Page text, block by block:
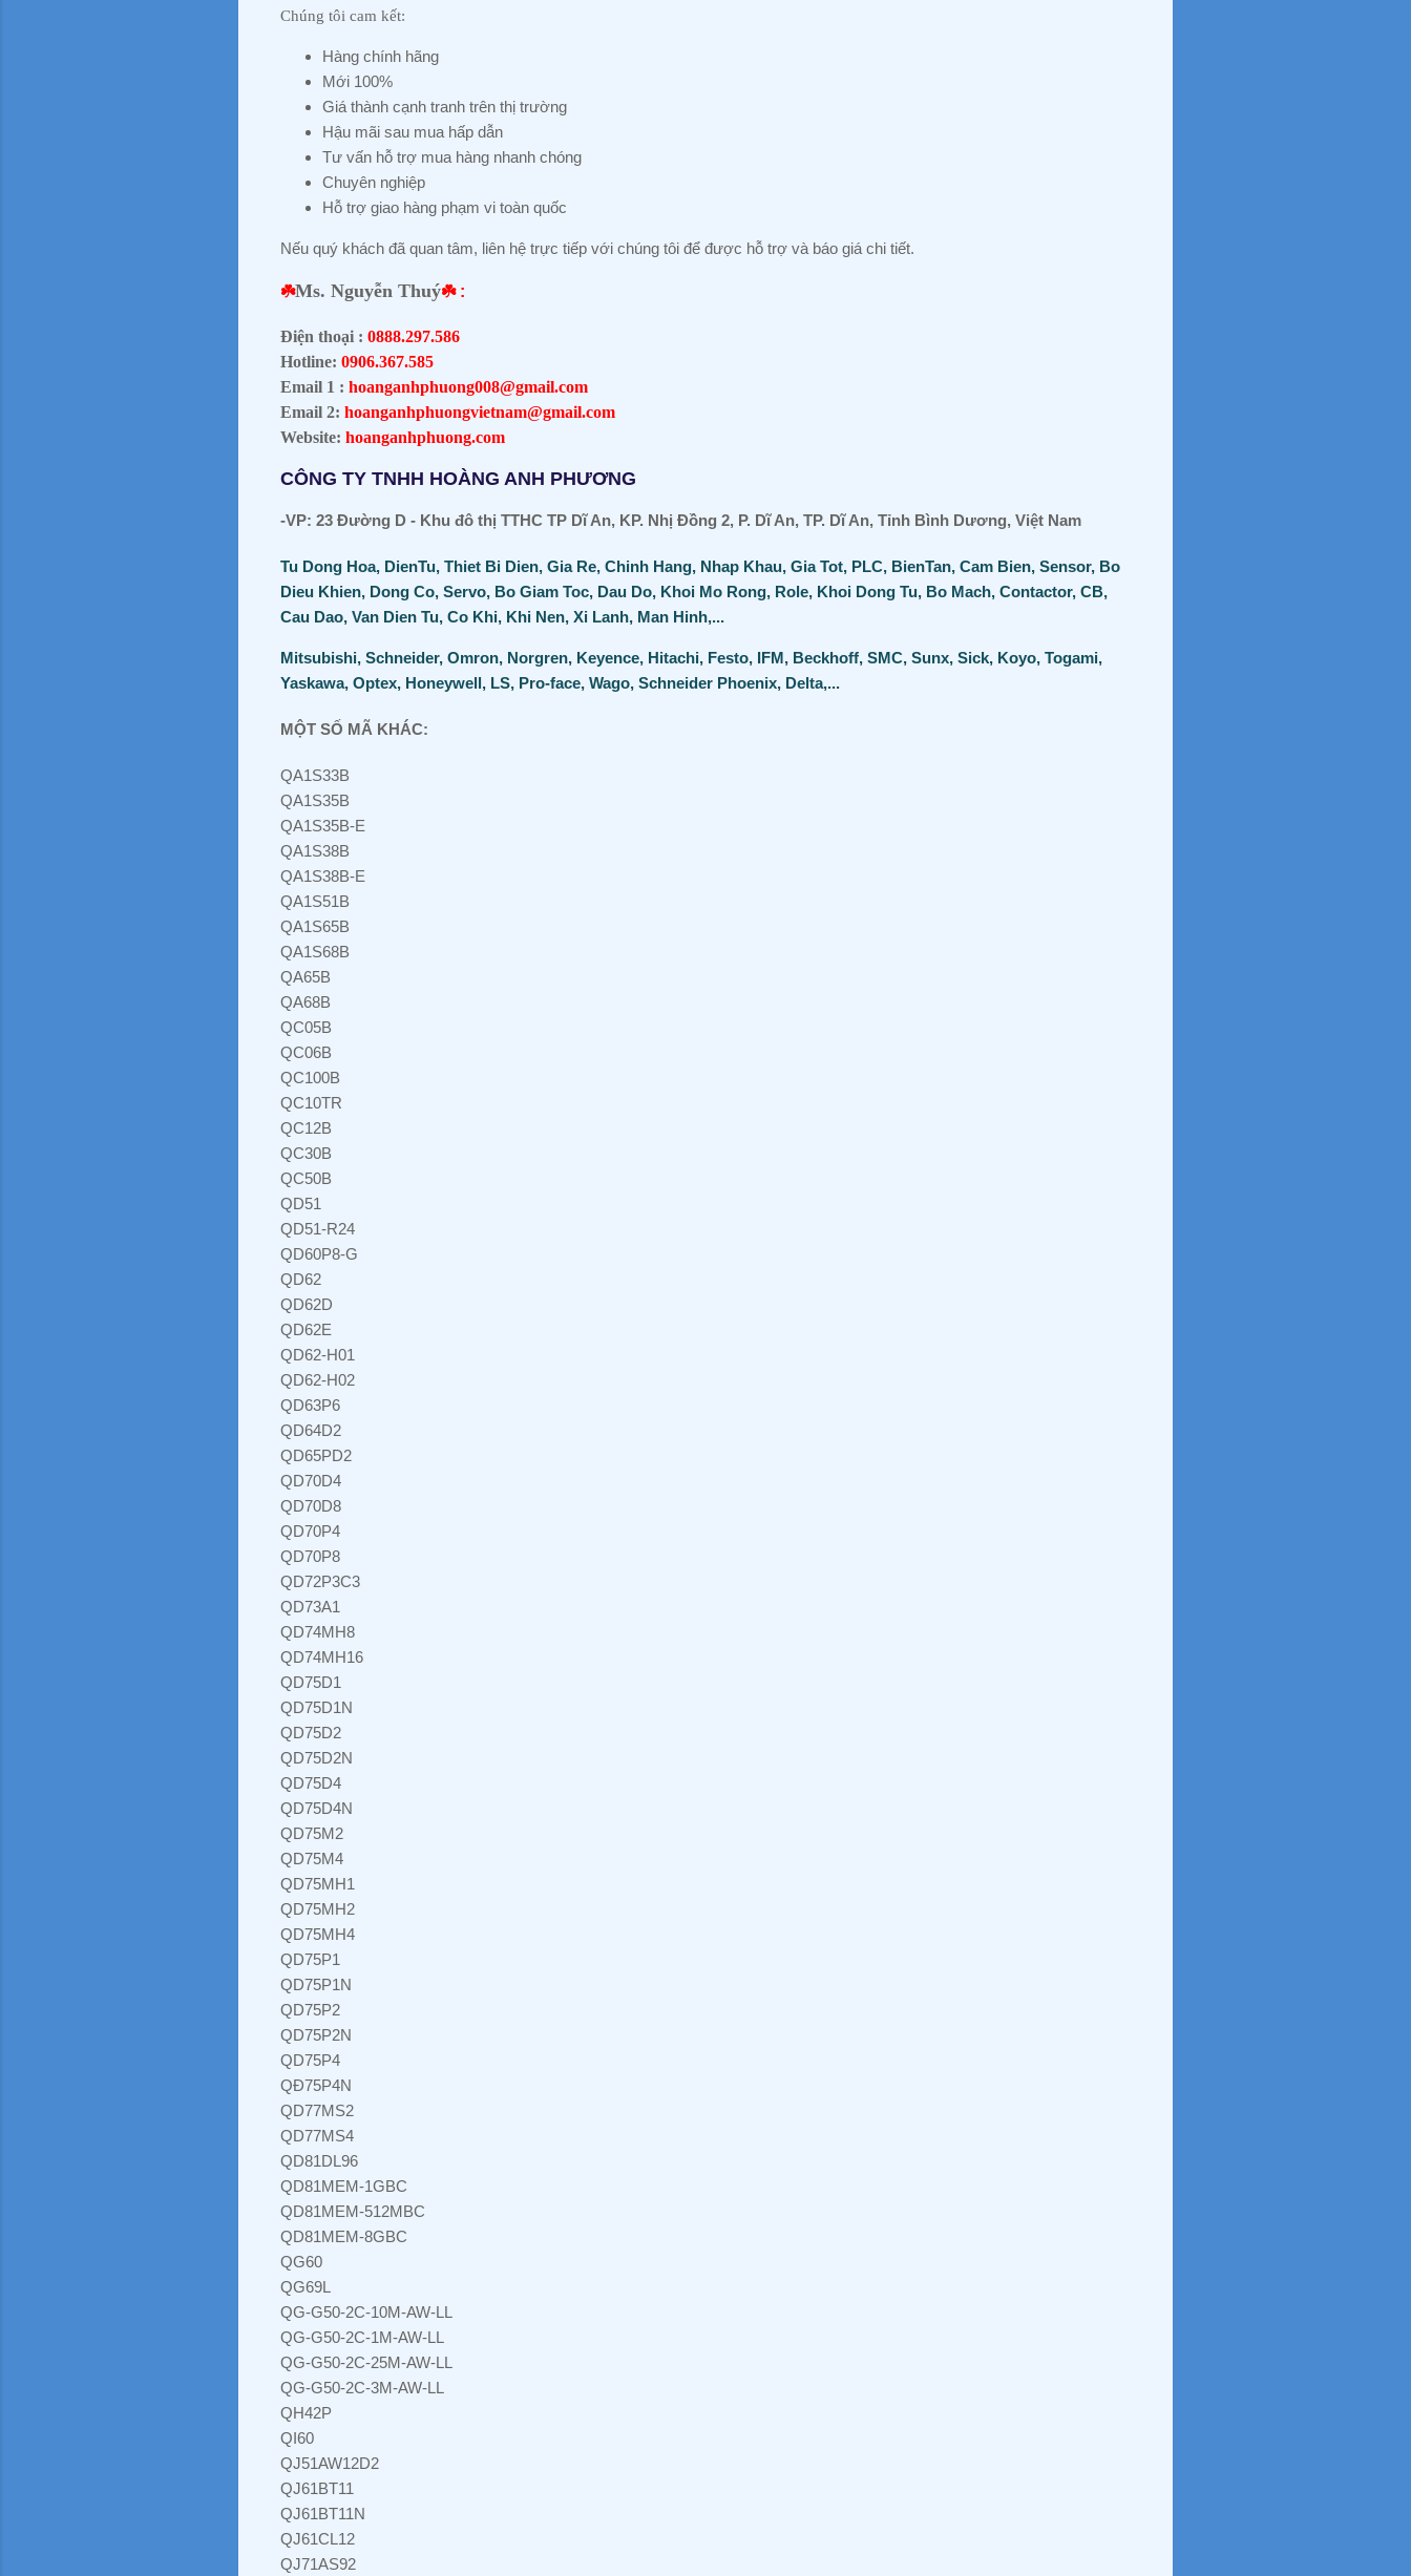
Chúng tôi cam kết:
Hàng chính hãng
Mới 100%
Giá thành cạnh tranh trên thị trường
Hậu mãi sau mua hấp dẫn
Tư vấn hỗ trợ mua hàng nhanh chóng
Chuyên nghiệp
Hỗ trợ giao hàng phạm vi toàn quốc
Nếu quý khách đã quan tâm, liên hệ trực tiếp với chúng tôi để được hỗ trợ và báo giá chi tiết.
☘️Ms. Nguyễn Thuý☘️ :
Điện thoại : 0888.297.586
Hotline: 0906.367.585
Email 1 : hoanganhphuong008@gmail.com
Email 2: hoanganhphuongvietnam@gmail.com
Website: hoanganhphuong.com
CÔNG TY TNHH HOÀNG ANH PHƯƠNG
-VP: 23 Đường D - Khu đô thị TTHC TP Dĩ An, KP. Nhị Đồng 2, P. Dĩ An, TP. Dĩ An, Tỉnh Bình Dương, Việt Nam
Tu Dong Hoa, DienTu, Thiet Bi Dien, Gia Re, Chinh Hang, Nhap Khau, Gia Tot, PLC, BienTan, Cam Bien, Sensor, Bo
Dieu Khien, Dong Co, Servo, Bo Giam Toc, Dau Do, Khoi Mo Rong, Role, Khoi Dong Tu, Bo Mach, Contactor, CB,
Cau Dao, Van Dien Tu, Co Khi, Khi Nen, Xi Lanh, Man Hinh,...
Mitsubishi, Schneider, Omron, Norgren, Keyence, Hitachi, Festo, IFM, Beckhoff, SMC, Sunx, Sick, Koyo, Togami,
Yaskawa, Optex, Honeywell, LS, Pro-face, Wago, Schneider Phoenix, Delta,...
MỘT SỐ MÃ KHÁC:
QA1S33B
QA1S35B
QA1S35B-E
QA1S38B
QA1S38B-E
QA1S51B
QA1S65B
QA1S68B
QA65B
QA68B
QC05B
QC06B
QC100B
QC10TR
QC12B
QC30B
QC50B
QD51
QD51-R24
QD60P8-G
QD62
QD62D
QD62E
QD62-H01
QD62-H02
QD63P6
QD64D2
QD65PD2
QD70D4
QD70D8
QD70P4
QD70P8
QD72P3C3
QD73A1
QD74MH8
QD74MH16
QD75D1
QD75D1N
QD75D2
QD75D2N
QD75D4
QD75D4N
QD75M2
QD75M4
QD75MH1
QD75MH2
QD75MH4
QD75P1
QD75P1N
QD75P2
QD75P2N
QD75P4
QĐ75P4N
QD77MS2
QD77MS4
QD81DL96
QD81MEM-1GBC
QD81MEM-512MBC
QD81MEM-8GBC
QG60
QG69L
QG-G50-2C-10M-AW-LL
QG-G50-2C-1M-AW-LL
QG-G50-2C-25M-AW-LL
QG-G50-2C-3M-AW-LL
QH42P
QI60
QJ51AW12D2
QJ61BT11
QJ61BT11N
QJ61CL12
QJ71AS92